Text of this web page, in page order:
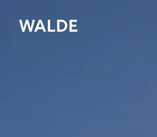
Verkaufen